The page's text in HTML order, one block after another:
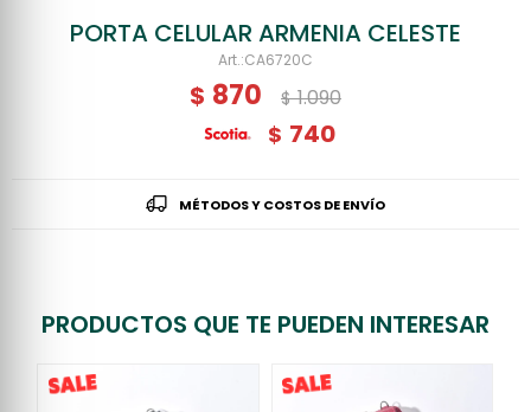
PORTA CELULAR ARMENIA CELESTE
CA6720C
$ 870 $ 1.090
$ 740
MÉTODOS Y COSTOS DE ENVÍO
PRODUCTOS QUE TE PUEDEN INTERESAR